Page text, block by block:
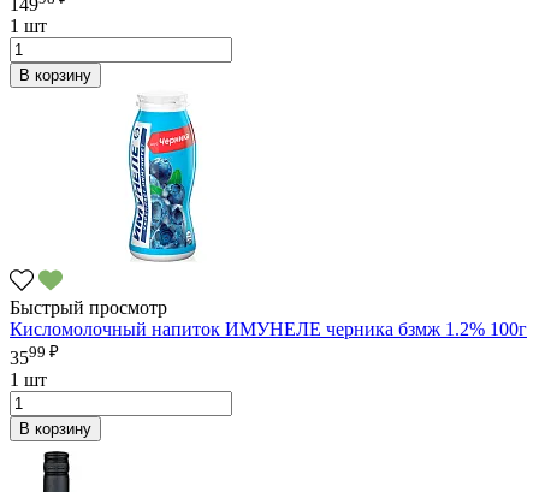
1 шт
В корзину
Быстрый просмотр
Кисломолочный напиток ИМУНЕЛЕ черника бзмж 1.2% 100г
3599 ₽
1 шт
В корзину